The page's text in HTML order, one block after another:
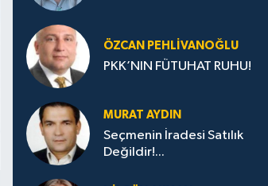
ÖZCAN PEHLIVANOĞLU
PKK’NIN FÜTUHAT RUHU!
MURAT AYDIN
Seçmenin İradesi Satılık
Değildir!...